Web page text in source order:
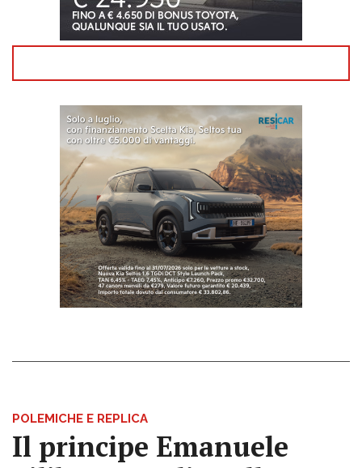
POLEMICHE E REPLICA
Il principe Emanuele